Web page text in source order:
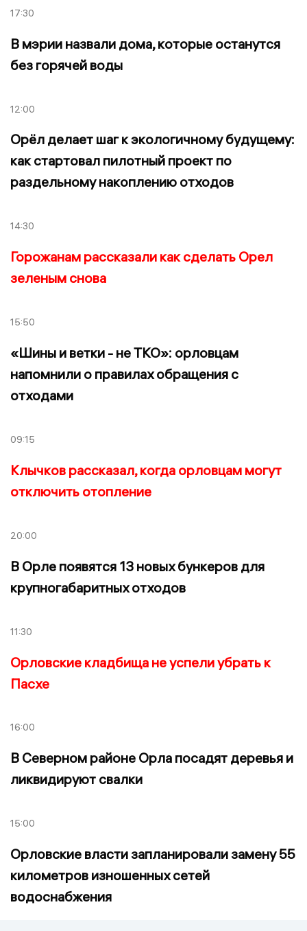
17:30
В мэрии назвали дома, которые останутся
без горячей воды
12:00
Орёл делает шаг к экологичному будущему:
как стартовал пилотный проект по
раздельному накоплению отходов
14:30
Горожанам рассказали как сделать Орел
зеленым снова
15:50
«Шины и ветки - не ТКО»: орловцам
напомнили о правилах обращения с
отходами
09:15
Клычков рассказал, когда орловцам могут
отключить отопление
20:00
В Орле появятся 13 новых бункеров для
крупногабаритных отходов
11:30
Орловские кладбища не успели убрать к
Пасхе
16:00
В Северном районе Орла посадят деревья и
ликвидируют свалки
15:00
Орловские власти запланировали замену 55
километров изношенных сетей
водоснабжения